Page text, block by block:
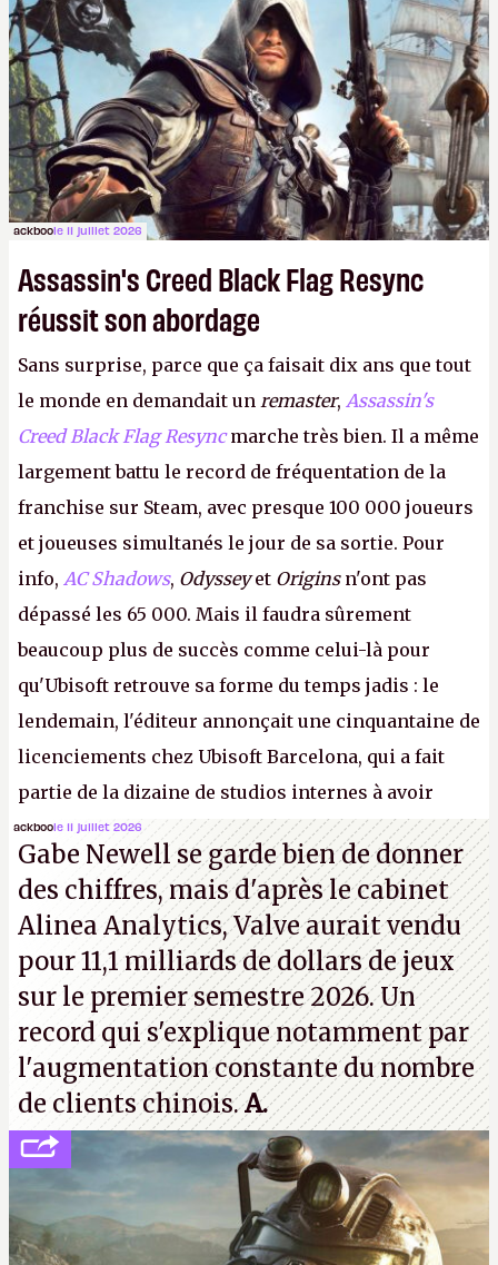
ackboole 11 juillet 2026
Assassin's Creed Black Flag Resync
réussit son abordage
Sans surprise, parce que ça faisait dix ans que tout
le monde en demandait un remaster, Assassin's
Creed Black Flag Resyncmarche très bien. Il a même
largement battu le record de fréquentation de la
franchise sur Steam, avec presque 100 000 joueurs
et joueuses simultanés le jour de sa sortie. Pour
info, AC Shadows, Odysseyet Originsn'ont pas
dépassé les 65 000. Mais il faudra sûrement
beaucoup plus de succès comme celui-là pour
qu'Ubisoft retrouve sa forme du temps jadis : le
lendemain, l'éditeur annonçait une cinquantaine de
licenciements chez Ubisoft Barcelona, qui a fait
partie de la dizaine de studios internes à avoir
travaillé sur cetAssassin's Creedsous la direction
d'Ubisoft Singapour.A.
ackboole 11 juillet 2026
Gabe Newell se garde bien de donner
des chiffres, mais d'après le cabinet
Alinea Analytics, Valve aurait vendu
pour 11,1 milliards de dollars de jeux
sur le premier semestre 2026. Un
record qui s'explique notamment par
l'augmentation constante du nombre
de clients chinois.A.